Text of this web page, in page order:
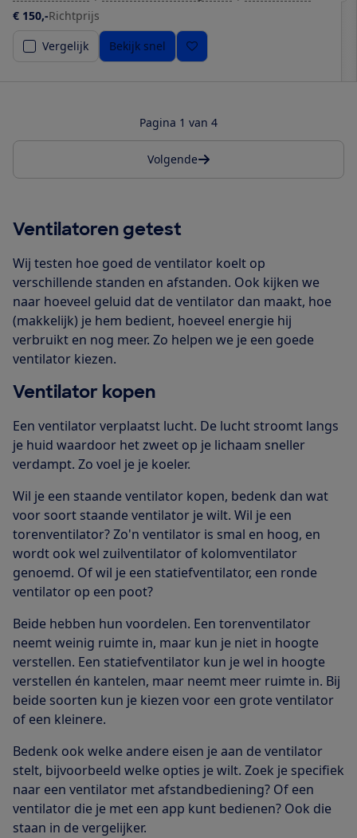
€ 150,-Richtprijs
Vergelijk
Bekijk snel
Pagina 1 van 4
Volgende
Ventilatoren getest
Wij testen hoe goed de ventilator koelt op
verschillende standen en afstanden. Ook kijken we
naar hoeveel geluid dat de ventilator dan maakt, hoe
(makkelijk) je hem bedient, hoeveel energie hij
verbruikt en nog meer. Zo helpen we je een goede
ventilator kiezen.
Ventilator kopen
Een ventilator verplaatst lucht. De lucht stroomt langs
je huid waardoor het zweet op je lichaam sneller
verdampt. Zo voel je je koeler.
Wil je een staande ventilator kopen, bedenk dan wat
voor soort staande ventilator je wilt. Wil je een
torenventilator? Zo'n ventilator is smal en hoog, en
wordt ook wel zuilventilator of kolomventilator
genoemd. Of wil je een statiefventilator, een ronde
ventilator op een poot?
Beide hebben hun voordelen. Een torenventilator
neemt weinig ruimte in, maar kun je niet in hoogte
verstellen. Een statiefventilator kun je wel in hoogte
verstellen én kantelen, maar neemt meer ruimte in. Bij
beide soorten kun je kiezen voor een grote ventilator
of een kleinere.
Bedenk ook welke andere eisen je aan de ventilator
stelt, bijvoorbeeld welke opties je wilt. Zoek je specifiek
naar een ventilator met afstandbediening? Of een
ventilator die je met een app kunt bedienen? Ook die
staan in de vergelijker.